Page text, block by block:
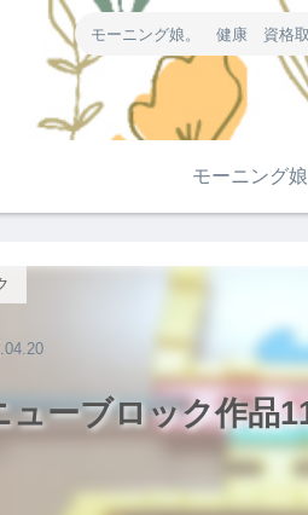
モーニング娘。 健康 資格取
モーニング
ューブロック作品